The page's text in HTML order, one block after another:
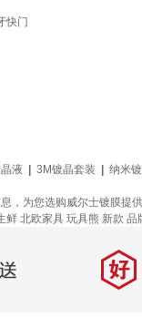
快门
液 3M镀晶套装 纳米
为您选购威尔士镀膜提
鲜 北欧家具 玩具熊 新款 品
好